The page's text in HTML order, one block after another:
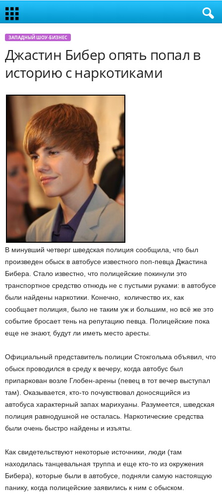
ЗАПАДНЫЙ ШОУ-БИЗНЕС
Джастин Бибер опять попал в
историю с наркотиками
В минувший четверг шведская полиция сообщила, что был
произведен обыск в автобусе известного поп-певца Джастина
Бибера. Стало известно, что полицейские покинули это
транспортное средство отнюдь не с пустыми руками: в автобусе
были найдены наркотики. Конечно, количество их, как
сообщает полиция, было не таким уж и большим, но всё же это
событие бросает тень на репутацию певца. Полицейские пока
еще не знают, будут ли иметь место аресты.
Официальный представитель полиции Стокгольма объявил, что
обыск проводился в среду к вечеру, когда автобус был
припаркован возле Глобен-арены (певец в тот вечер выступал
там). Оказывается, кто-то почувствовал доносящийся из
автобуса характерный запах марихуаны. Разумеется, шведская
полиция равнодушной не осталась. Наркотические средства
были очень быстро найдены и изъяты.
Как свидетельствуют некоторые источники, люди (там
находилась танцевальная труппа и еще кто-то из окружения
Бибера), которые были в автобусе, подняли самую настоящую
панику, когда полицейские заявились к ним с обыском.